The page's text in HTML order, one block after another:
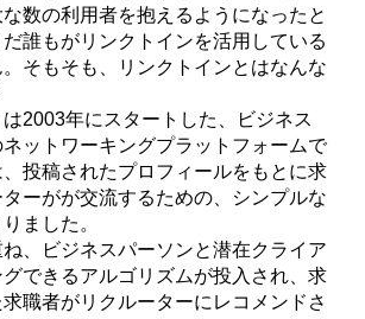
数の利用者を抱えるようになったと
誰もがリンクトインを活用している
そもそも、リンクトインとはなんな
2003年にスタートした、ビジネス
ットワーキングプラットフォームで
投稿されたプロフィールをもとに求
ーがが交流するための、シンプルな
ました。
、ビジネスパーソンと潜在クライア
できるアルゴリズムが投入され、求
職者がリクルーターにレコメンドさ